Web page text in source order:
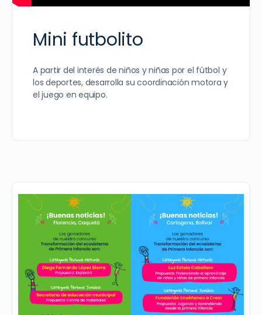
Mini futbolito
A partir del interés de niños y niñas por el fútbol y
los deportes, desarrolla su coordinación motora y
el juego en equipo.